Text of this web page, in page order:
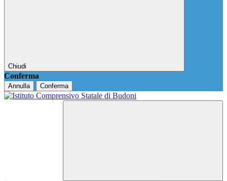
Chiudi
Conferma
Annulla Conferma